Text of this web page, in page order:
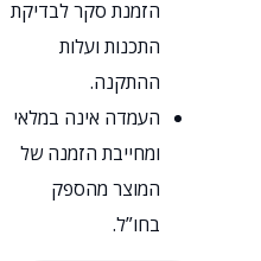
הזמנת סקר לבדיקת
התכנות ועלות
ההתקנה.
העמדה אינה במלאי
ומחייבת הזמנה של
המוצר מהספק
בחו”ל.